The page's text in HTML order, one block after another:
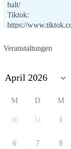
halt/
Tiktok:
https://
Youtube:
🟩🟩🟦🟦🟥🟥🟧🟧
Like, teile und
wir stehen und
https://
Veranstaltungen
M D M
30 31 1
6 7 8